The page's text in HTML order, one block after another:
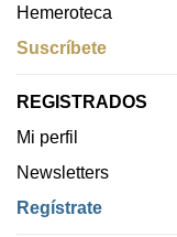
Hemeroteca
Suscríbete
REGISTRADOS
Mi perfil
Newsletters
Regístrate